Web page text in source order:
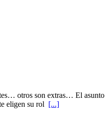
otros son extras… El
eligen su rol [...]